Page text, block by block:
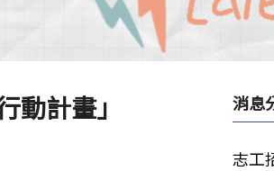
計畫」 消息
志工